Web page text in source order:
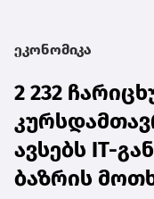
ეკონომიკა
2 232
ავსებს IT-
ბაზრის